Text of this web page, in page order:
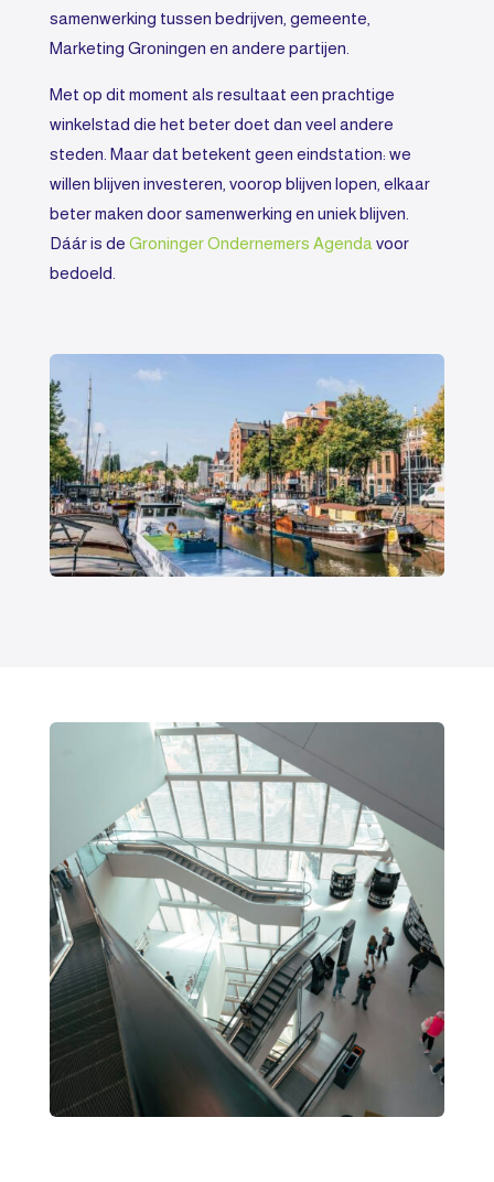
samenwerking tussen bedrijven, gemeente,
Marketing Groningen en andere partijen.
Met op dit moment als resultaat een prachtige
winkelstad die het beter doet dan veel andere
steden. Maar dat betekent geen eindstation: we
willen blijven investeren, voorop blijven lopen, elkaar
beter maken door samenwerking en uniek blijven.
Dáár is de Groninger Ondernemers Agenda voor
bedoeld.